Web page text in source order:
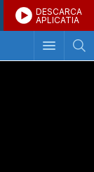
DESCARCA
APLICATIA